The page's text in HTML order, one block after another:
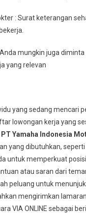
: Surat keterangan
mungkin juga
yang relevan
yang sedang mencari
lowongan kerja yang
PT Yamaha Indonesia
yang dibutuhkan,
untuk memperkuat
atau saran dari
peluang untuk
mengirimkan
VIA ONLINE sebagai